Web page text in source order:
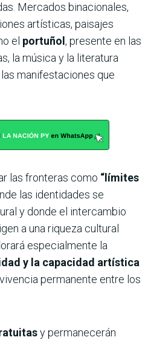
Mercados binacionales,
artísticas, paisajes
el portuñol , presente en las
la música y la literatura
manifestaciones que
las fronteras como “límites
las identidades se
y donde el intercambio
a una riqueza cultural
especialmente la
y la capacidad artística
permanente entre los
y permanecerán